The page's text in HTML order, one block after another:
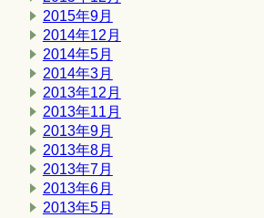
2015年9月
2014年12月
2014年5月
2014年3月
2013年12月
2013年11月
2013年9月
2013年8月
2013年7月
2013年6月
2013年5月